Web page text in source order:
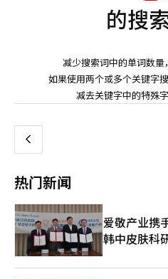
的搜
减少搜索词中的单词数
如果使用两个或多个关键字
减去关键字中的特殊
上
热门新闻
爱敬产业携
韩中皮肤科